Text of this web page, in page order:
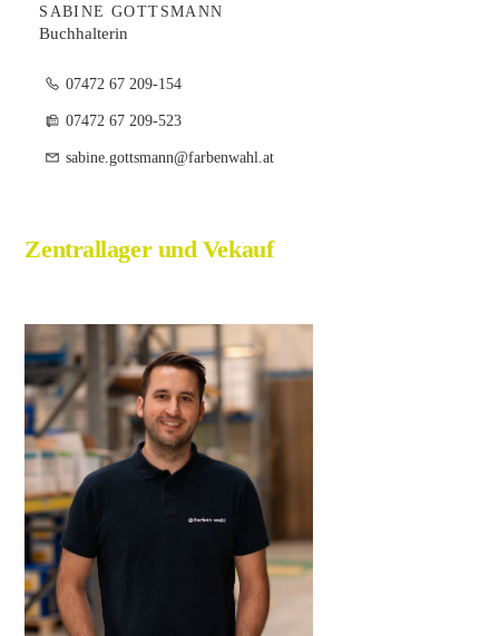
SABINE GOTTSMANN
Buchhalterin
07472 67 209-154
07472 67 209-523
sabine.gottsmann@farbenwahl.at
Zentrallager und Vekauf